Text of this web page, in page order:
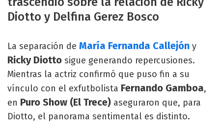
Diotto y Delfina Gerez Bosco
La separación de María Fernanda Callejón y
Ricky Diotto sigue generando repercusiones.
Mientras la actriz confirmó que puso fin a su
vínculo con el exfutbolista Fernando Gamboa,
en Puro Show (El Trece) aseguraron que, para
Diotto, el panorama sentimental es distinto.